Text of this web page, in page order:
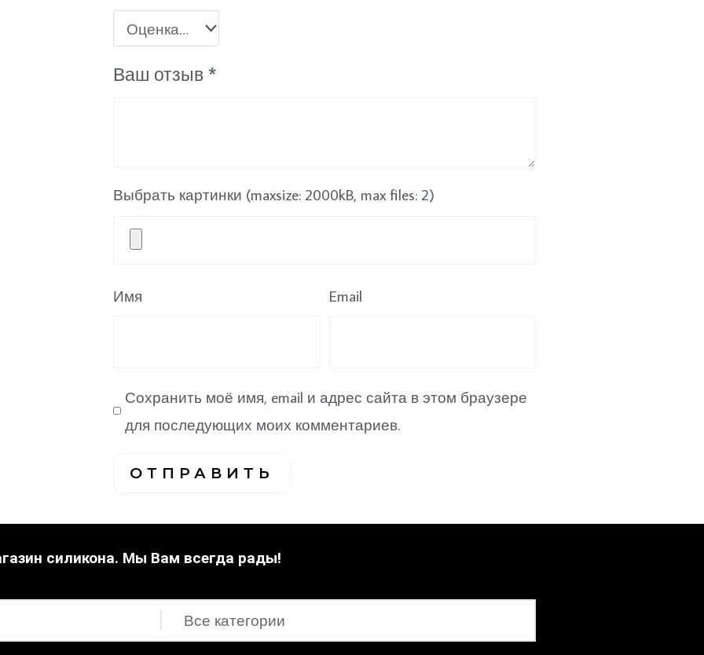
Ваш отзыв *
Выбрать картинки (maxsize: 2000kB, max files: 2)
Имя Email
Сохранить моё имя, email и адрес сайта в этом браузере
для последующих моих комментариев.
силикона. Мы Вам всегда рады!